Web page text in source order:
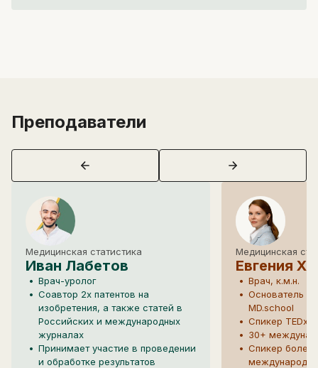
Преподаватели
Медицинская статистика
Иван Лабетов
Врач-уролог
Соавтор 2х патентов на
изобретения, а также статей в
Российских и международных
журналах
Принимает участие в проведении
и обработке результатов
Медицинская
Евгения
Врач, к.м.н.
Основатель
MD.school
Спикер TEDx
30+
Спикер более